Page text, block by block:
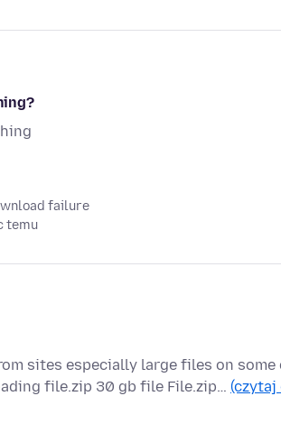
failure
temu
sites especially large files on
file.zip 30 gb file File.zip… (czytaj